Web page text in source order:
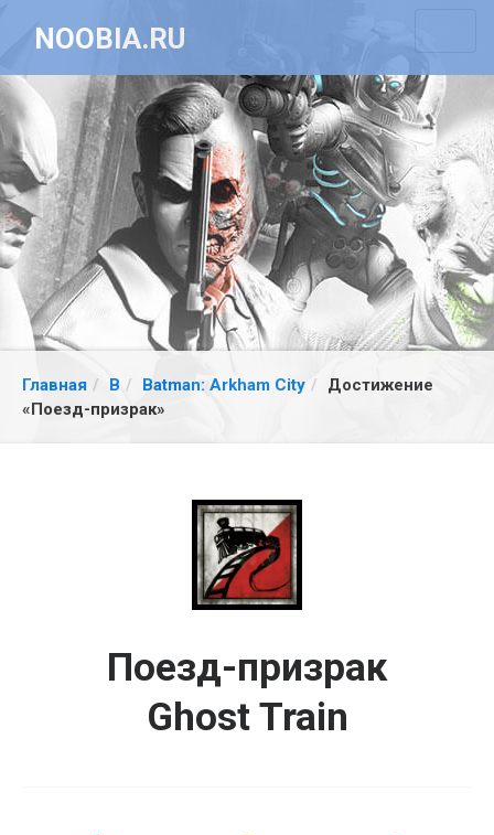
NOOBIA.RU
Главная B Batman: Arkham City
Достижение
«Поезд-призрак»
Поезд-призрак
Ghost Train